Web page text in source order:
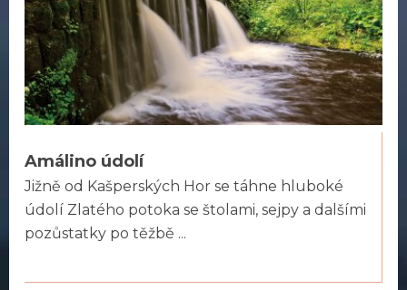
Amálino údolí
Jižně od Kašperských Hor se táhne hluboké
údolí Zlatého potoka se štolami, sejpy a dalšími
pozůstatky po těžbě ...